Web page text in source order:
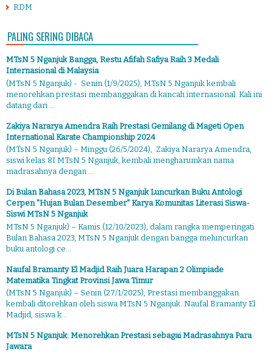
RDM
PALING SERING DIBACA
MTsN 5 Nganjuk Bangga, Restu Afifah Safiya Raih 3 Medali
Internasional di Malaysia
(MTsN 5 Nganjuk) - Senin (1/9/2025), MTsN 5 Nganjuk kembali
menorehkan prestasi membanggakan di kancah internasional. Kali ini
datang dari ...
Zakiya Nararya Amendra Raih Prestasi Gemilang di Mageti Open
International Karate Championship 2024
(MTsN 5 Nganjuk) – Minggu (26/5/2024), Zakiya Nararya Amendra,
siswi kelas 8I MTsN 5 Nganjuk, kembali mengharumkan nama
madrasahnya dengan ...
Di Bulan Bahasa 2023, MTsN 5 Nganjuk Luncurkan Buku Antologi
Cerpen "Hujan Bulan Desember" Karya Komunitas Literasi Siswa-
Siswi MTsN 5 Nganjuk
MTsN 5 Nganjuk) – Kamis (12/10/2023), dalam rangka memperingati
Bulan Bahasa 2023, MTsN 5 Nganjuk dengan bangga meluncurkan
buku antologi ce...
Naufal Bramanty El Madjid Raih Juara Harapan 2 Olimpiade
Matematika Tingkat Provinsi Jawa Timur
(MTsN 5 Nganjuk) – Senin (27/1/2025), Prestasi membanggakan
kembali ditorehkan oleh siswa MTsN 5 Nganjuk. Naufal Bramanty El
Madjid, siswa k...
MTsN 5 Nganjuk: Menorehkan Prestasi sebagai Madrasahnya Para
Jawara